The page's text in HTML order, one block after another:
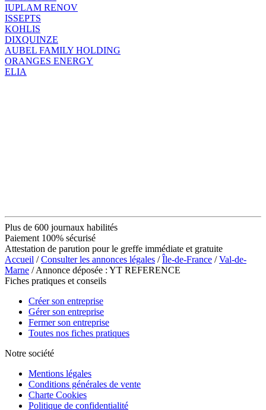
IUPLAM RENOV
ISSEPTS
KOHLIS
DIXQUINZE
AUBEL FAMILY HOLDING
ORANGES ENERGY
ELIA
Plus de 600 journaux habilités
Paiement 100% sécurisé
Attestation de parution pour le greffe immédiate et gratuite
Accueil /Consulter les annonces légales /Île-de-France /Val-de-
Marne / Annonce déposée : YT REFERENCE
Fiches pratiques et conseils
Créer son entreprise
Gérer son entreprise
Fermer son entreprise
Toutes nos fiches pratiques
Notre société
Mentions légales
Conditions générales de vente
Charte Cookies
Politique de confidentialité